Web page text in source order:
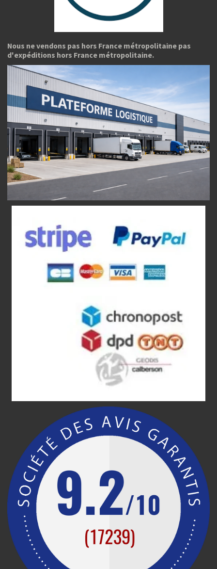
Nous ne vendons pas hors France métropolitaine pas
d'expéditions hors France métropolitaine.